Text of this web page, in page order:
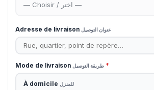
Adresse de livraison عنوان التوصيل
Mode de livraison طريقة التوصيل *
À domicile للمنزل